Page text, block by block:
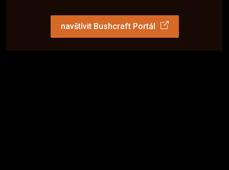
navštívit Bushcraft Portál